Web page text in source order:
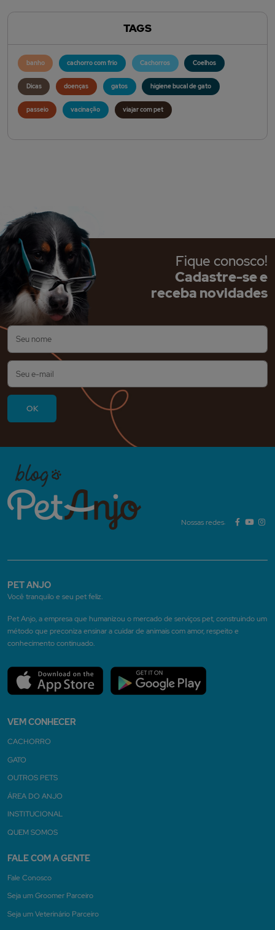
TAGS
banho cachorro com frio Cachorros Coelhos
Dicas doenças gatos higiene bucal de gato
passeio vacinação viajar com pet
Fique conosco!
Cadastre-se e
receba novidades
Nossas redes:
PET ANJO
Você tranquilo e seu pet feliz.
Pet Anjo, a empresa que humanizou o mercado de serviços pet, construindo um
método que preconiza ensinar a cuidar de animais com amor, respeito e
conhecimento continuado.
VEM CONHECER
CACHORRO
GATO
OUTROS PETS
ÁREA DO ANJO
INSTITUCIONAL
QUEM SOMOS
FALE COM A GENTE
Fale Conosco
Seja um Groomer Parceiro
Seja um Veterinário Parceiro